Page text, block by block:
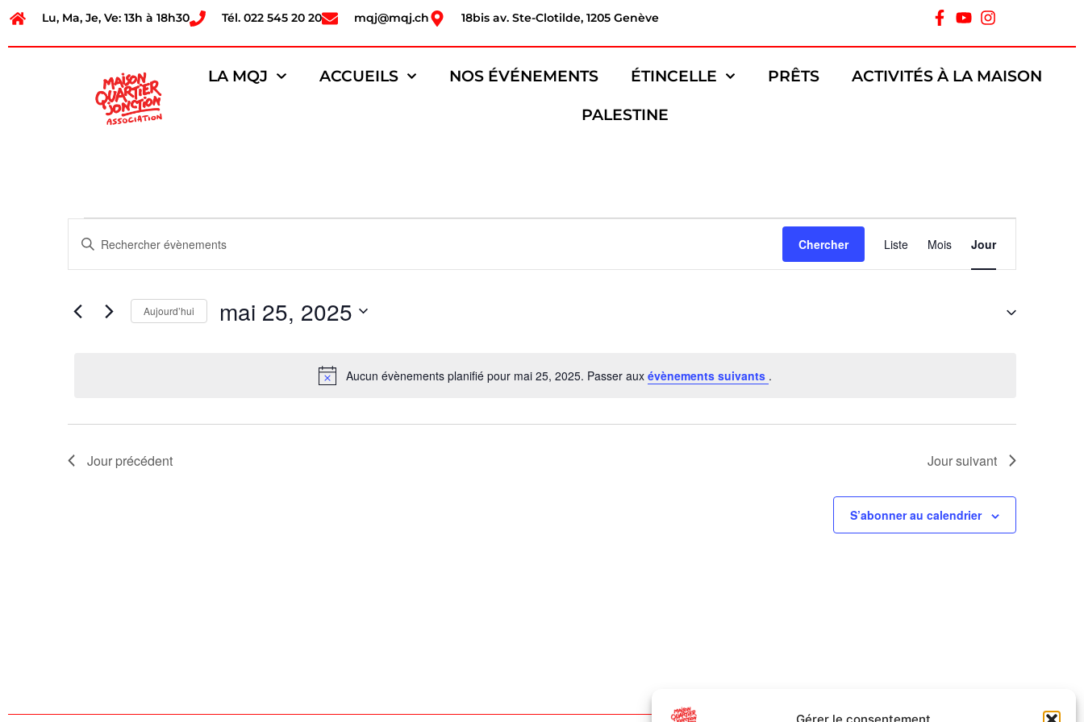
Lu, Ma, Je, Ve: 13h à 18h30 Tél. 022 545 20 20 mqj@mqj.ch 18bis av. Ste-Clotilde, 1205 Genève
LA MQJ ACCUEILS NOS ÉVÉNEMENTS ÉTINCELLE PRÊTS ACTIVITÉS À LA MAISON
PALESTINE
Notice
Aucun évènements planifié pour mai 25, 2025. Passer aux évènements suivants .
Recherche
et
navigation
de
Saisir
mot-
Rechercher
mot-
Chercher
de
Évènement
Liste Mois Jour
Aujourd’hui mai 25, 2025
Jour précédent Jour suivant
S’abonner au calendrier